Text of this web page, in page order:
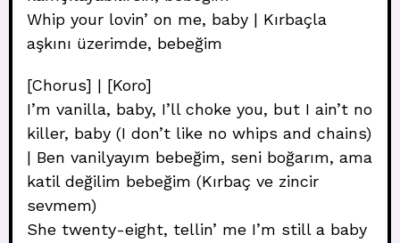
Whip your lovin’ on me, baby | Kırbaçla
aşkını üzerimde, bebeğim
[Chorus] | [Koro]
I’m vanilla, baby, I’ll choke you, but I ain’t no
killer, baby (I don’t like no whips and chains)
| Ben vanilyayım bebeğim, seni boğarım, ama
katil değilim bebeğim (Kırbaç ve zincir
sevmem)
She twenty-eight, tellin’ me I’m still a baby